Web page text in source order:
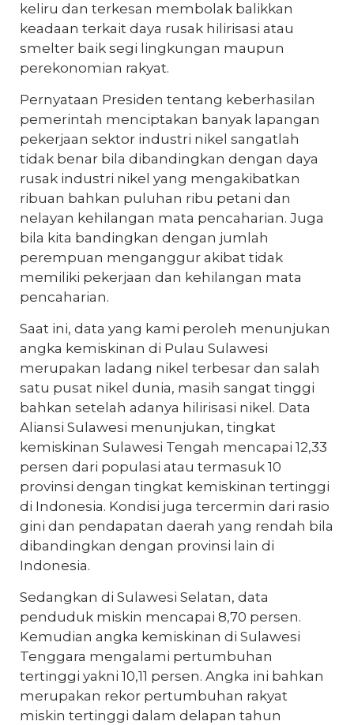
keliru dan terkesan membolak balikkan
keadaan terkait daya rusak hilirisasi atau
smelter baik segi lingkungan maupun
perekonomian rakyat.
Pernyataan Presiden tentang keberhasilan
pemerintah menciptakan banyak lapangan
pekerjaan sektor industri nikel sangatlah
tidak benar bila dibandingkan dengan daya
rusak industri nikel yang mengakibatkan
ribuan bahkan puluhan ribu petani dan
nelayan kehilangan mata pencaharian. Juga
bila kita bandingkan dengan jumlah
perempuan menganggur akibat tidak
memiliki pekerjaan dan kehilangan mata
pencaharian.
Saat ini, data yang kami peroleh menunjukan
angka kemiskinan di Pulau Sulawesi
merupakan ladang nikel terbesar dan salah
satu pusat nikel dunia, masih sangat tinggi
bahkan setelah adanya hilirisasi nikel. Data
Aliansi Sulawesi menunjukan, tingkat
kemiskinan Sulawesi Tengah mencapai 12,33
persen dari populasi atau termasuk 10
provinsi dengan tingkat kemiskinan tertinggi
di Indonesia. Kondisi juga tercermin dari rasio
gini dan pendapatan daerah yang rendah bila
dibandingkan dengan provinsi lain di
Indonesia.
Sedangkan di Sulawesi Selatan, data
penduduk miskin mencapai 8,70 persen.
Kemudian angka kemiskinan di Sulawesi
Tenggara mengalami pertumbuhan
tertinggi yakni 10,11 persen. Angka ini bahkan
merupakan rekor pertumbuhan rakyat
miskin tertinggi dalam delapan tahun